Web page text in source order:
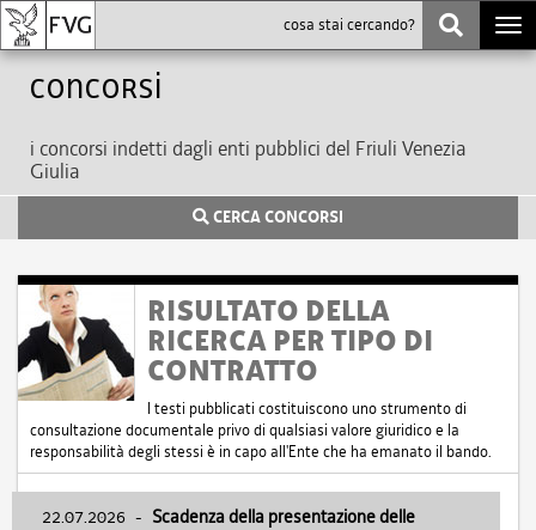
Concorsi
i concorsi indetti dagli enti pubblici del Friuli Venezia
Giulia
CERCA CONCORSI
RISULTATO DELLA
RICERCA PER TIPO DI
CONTRATTO
I testi pubblicati costituiscono uno strumento di
consultazione documentale privo di qualsiasi valore giuridico e la
responsabilità degli stessi è in capo all'Ente che ha emanato il bando.
22.07.2026 - Scadenza della presentazione delle